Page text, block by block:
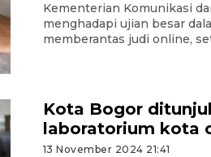
Kementerian Komunikasi
menghadapi ujian besar
memberantas judi online,
Kota Bogor
laboratorium kota
13 November 2024 21:41